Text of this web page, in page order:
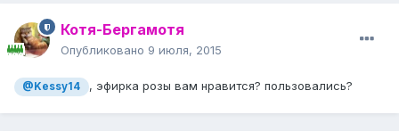
Котя-Бергамотя
Опубликовано 9 июля, 2015
@Kessy14 , эфирка розы вам нравится? пользовались?